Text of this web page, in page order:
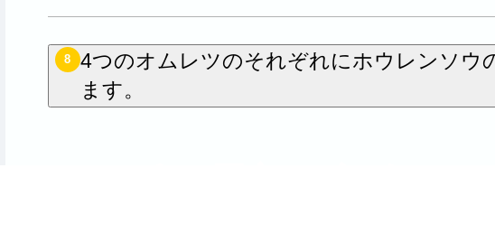
8
4つのオムレツのそれぞれにホウレンソウ
ます。